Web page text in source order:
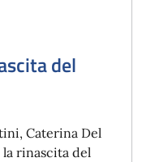
del
Caterina Del
rinascita del